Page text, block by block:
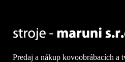
Predaj a nákup kovoobrábacích a